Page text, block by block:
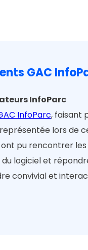
GAC
InfoParc
InfoParc, faisant
lors de
ont pu rencontrer
logiciel et
convivial et